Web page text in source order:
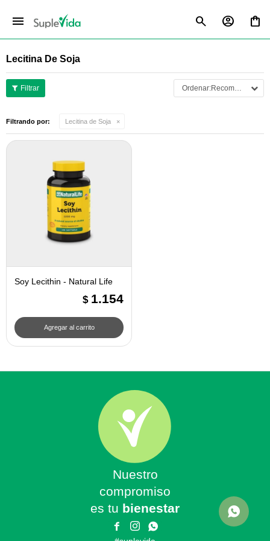
menu
Lecitina De Soja
Recomendados
Filtrando por: Lecitina de Soja
Soy Lecithin - Natural Life
$ 1.154
Nuestro
compromiso
es tu bienestar
 
